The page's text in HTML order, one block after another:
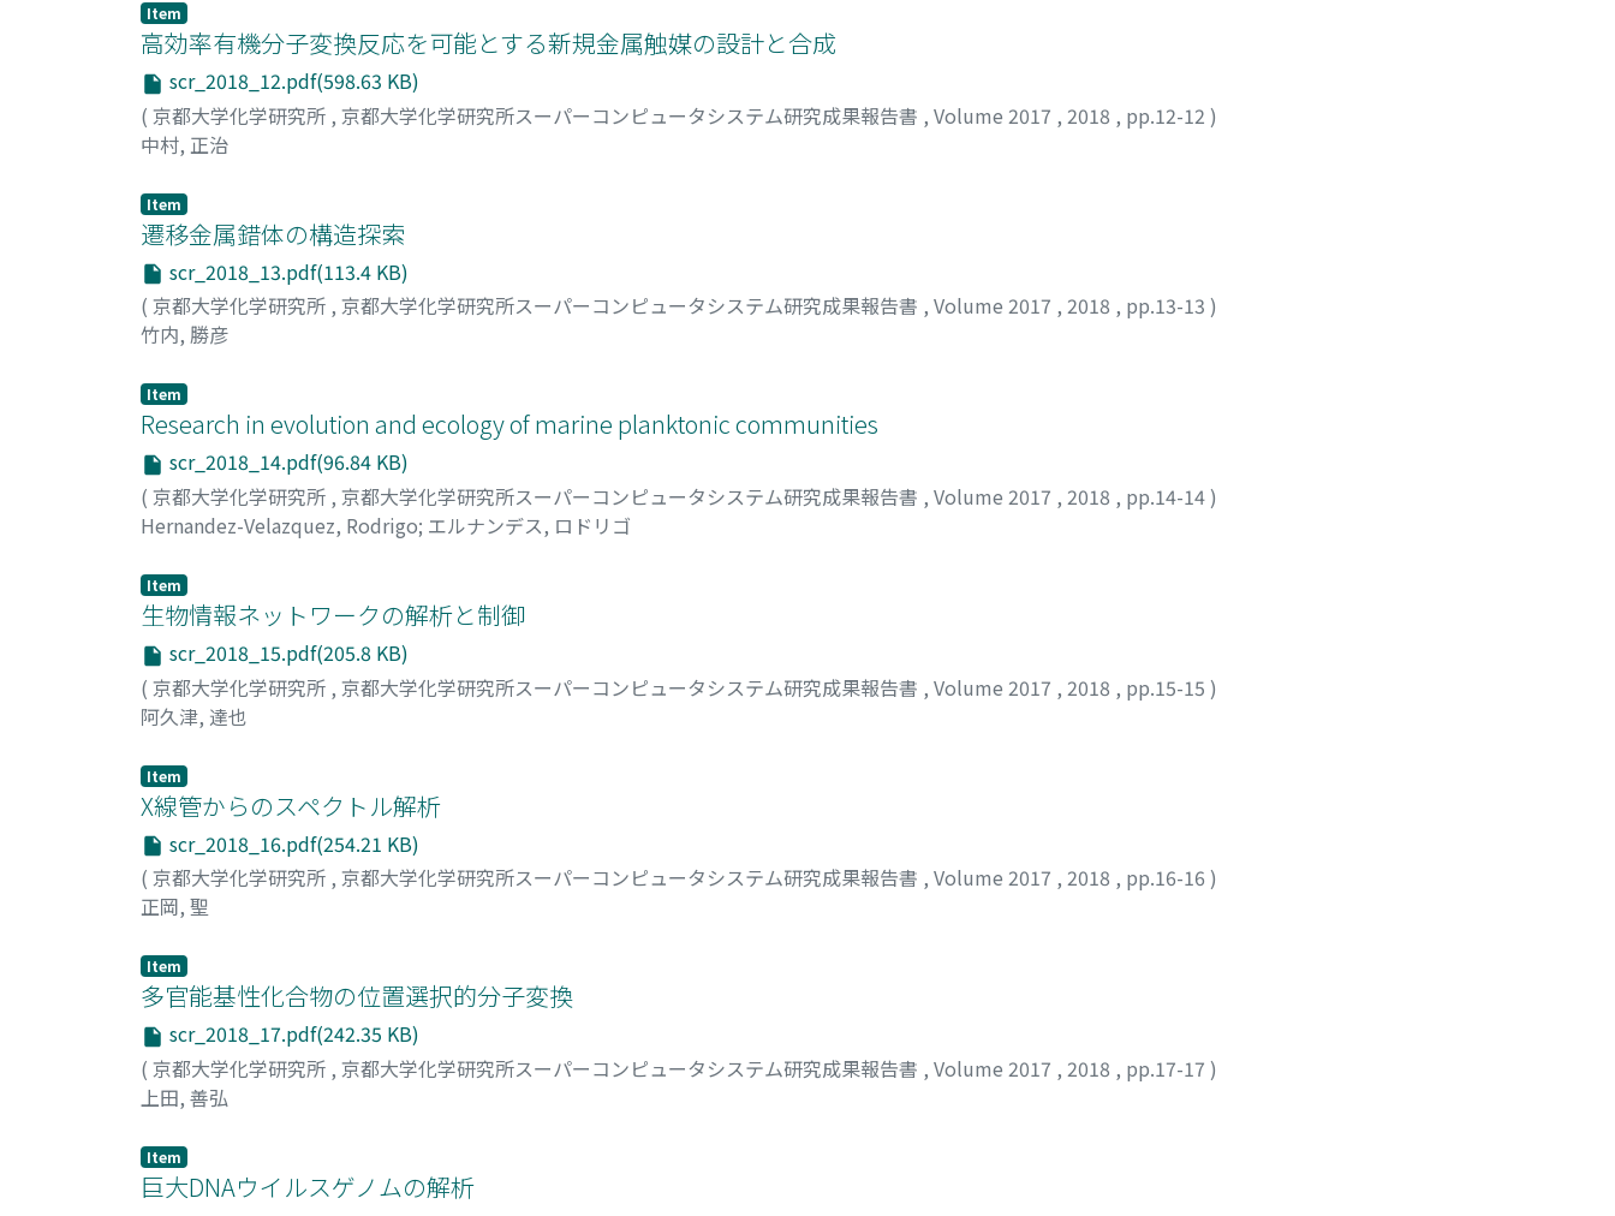
Item
高効率有機分子変換反応を可能とする新規金属触媒の設計と合成
scr_2018_12.pdf(598.63 KB)
( 京都大学化学研究所 , 京都大学化学研究所スーパーコンピュータシステム研究成果報告書 , Volume 2017 , 2018 , pp.12-12 )
中村, 正治
Item
遷移金属錯体の構造探索
scr_2018_13.pdf(113.4 KB)
( 京都大学化学研究所 , 京都大学化学研究所スーパーコンピュータシステム研究成果報告書 , Volume 2017 , 2018 , pp.13-13 )
竹内, 勝彦
Item
Research in evolution and ecology of marine planktonic communities
scr_2018_14.pdf(96.84 KB)
( 京都大学化学研究所 , 京都大学化学研究所スーパーコンピュータシステム研究成果報告書 , Volume 2017 , 2018 , pp.14-14)
Hernandez-Velazquez, Rodrigo; エルナンデス, ロドリゴ
Item
生物情報ネットワークの解析と制御
scr_2018_15.pdf(205.8 KB)
( 京都大学化学研究所 , 京都大学化学研究所スーパーコンピュータシステム研究成果報告書 , Volume 2017 , 2018 , pp.15-15 )
阿久津, 達也
Item
X線管からのスペクトル解析
scr_2018_16.pdf(254.21 KB)
( 京都大学化学研究所 , 京都大学化学研究所スーパーコンピュータシステム研究成果報告書 , Volume 2017 , 2018 , pp.16-16 )
正岡, 聖
Item
多官能基性化合物の位置選択的分子変換
scr_2018_17.pdf(242.35 KB)
( 京都大学化学研究所 , 京都大学化学研究所スーパーコンピュータシステム研究成果報告書 , Volume 2017 , 2018 , pp.17-17 )
上田, 善弘
Item
巨大DNAウイルスゲノムの解析